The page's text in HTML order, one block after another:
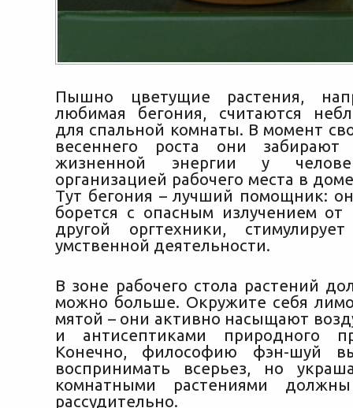
Пышно цветущие растения,
любимая бегония, считаются
для спальной комнаты. В момент
весеннего роста они
жизненной энергии у
организацией рабочего места в
Тут бегония – лучший помощник:
борется с опасным излучением
другой оргтехники,
умственной деятельности.
В зоне рабочего стола растений
можно больше. Окружите себя
мятой – они активно насыщают
и антисептиками природного
Конечно, философию фэн-шуй
воспринимать всерьез, но
комнатными растениями
рассудительно.